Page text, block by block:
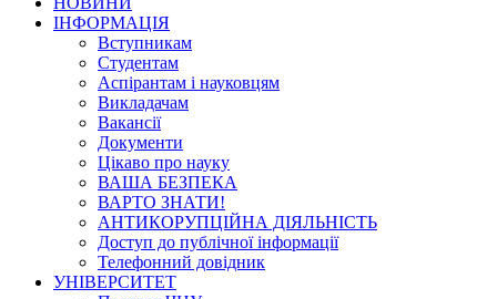
ІНФОРМАЦІЯ
Вступникам
Студентам
Аспірантам і науковцям
Викладачам
Вакансії
Документи
Цікаво про науку
ВАША БЕЗПЕКА
ВАРТО ЗНАТИ!
АНТИКОРУПЦІЙНА ДІЯЛЬНІСТЬ
Доступ до публічної інформації
Телефонний довідник
УНІВЕРСИТЕТ